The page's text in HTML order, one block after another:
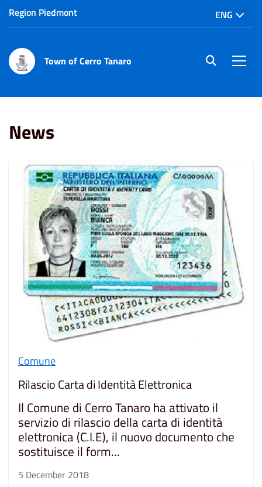
Region Piedmont ENG
Town of Cerro Tanaro site.searc
News
Comune
Rilascio Carta di Identità Elettronica
Il Comune di Cerro Tanaro ha attivato il
servizio di rilascio della carta di identità
elettronica (C.I.E), il nuovo documento che
sostituisce il form...
5 December 2018